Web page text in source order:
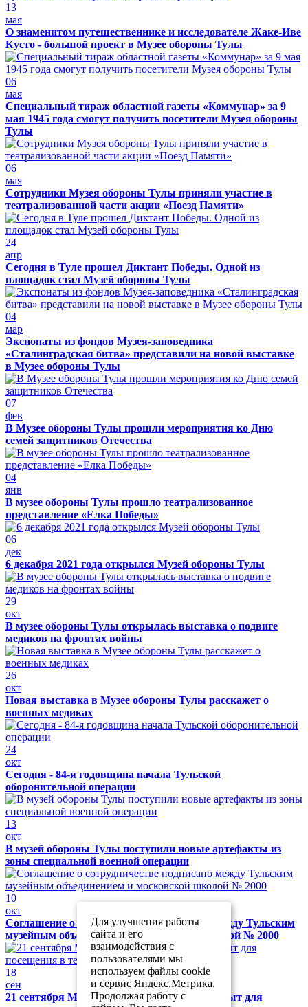
13
мая
О знаменитом путешественнике и исследователе Жаке-Иве
Кусто - большой проект в Музее обороны Тулы
06
мая
Специальный тираж областной газеты «Коммунар» за 9
мая 1945 года смогут получить посетители Музея обороны
Тулы
06
мая
Сотрудники Музея обороны Тулы приняли участие в
театрализованной части акции «Поезд Памяти»
24
апр
Сегодня в Туле прошел Диктант Победы. Одной из
площадок стал Музей обороны Тулы
04
мар
Экспонаты из фондов Музея-заповедника
«Сталинградская битва» представили на новой выставке
в Музее обороны Тулы
07
фев
В Музее обороны Тулы прошли мероприятия ко Дню
семей защитников Отечества
04
янв
В музее обороны Тулы прошло театрализованное
представление «Елка Победы»
06
дек
6 декабря 2021 года открылся Музей обороны Тулы
29
окт
В музее обороны Тулы открылась выставка о подвиге
медиков на фронтах войны
26
окт
Новая выставка в Музее обороны Тулы расскажет о
военных медиках
24
окт
Сегодня - 84-я годовщина начала Тульской
оборонительной операции
13
окт
В музей обороны Тулы поступили новые артефакты из
зоны специальной военной операции
10
окт
Соглашение о сотрудничестве подписано между Тульским
музейным объединением и московской школой № 2000
18
сен
21 сентября Музей обороны Тулы будет закрыт для
Для улучшения работы
сайта и его
взаимодействия с
пользователями мы
используем файлы cookie
и сервис Яндекс.Метрика.
Продолжая работу с